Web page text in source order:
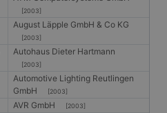
[2003]
August Läpple GmbH & Co KG
[2003]
Autohaus Dieter Hartmann
[2003]
Automotive Lighting Reutlingen
GmbH
[2003]
AVR GmbH [2003]